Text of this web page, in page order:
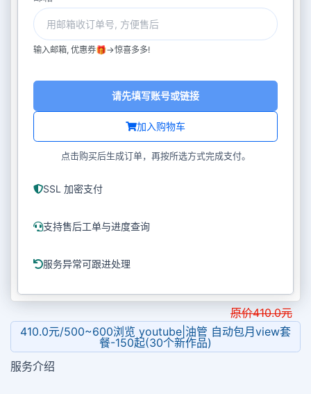
输入邮箱, 优惠券🎁->惊喜多多!
加入购物车
请先填写账号或链接
点击购买后生成订单，再按所选方式完成支付。
SSL 加密支付
支持售后工单与进度查询
服务异常可跟进处理
原价410.0元
410.0元/500~600浏览 youtube|油管 自动包月view套
餐-150起(30个新作品)
服务介绍